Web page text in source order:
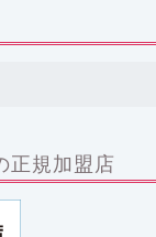
正規加盟店